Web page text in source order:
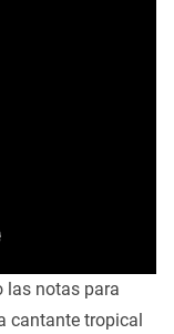
las notas para
cantante tropical